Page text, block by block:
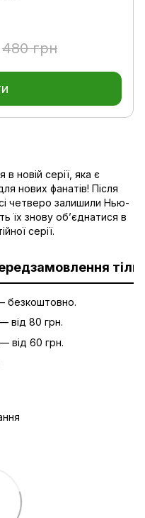
480 грн
новій серії, яка є
нових фанатів! Після
четверо залишили Нью-
їх знову об’єднатися в
серії.
безкоштовно.
від 80 грн.
від 60 грн.